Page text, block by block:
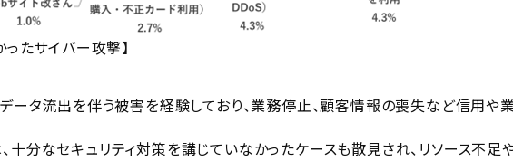
ったサイバー攻撃】
ータ流出を伴う被害を経験しており、業務停止、顧客情報の喪失など信用や
十分なセキュリティ対策を講じていなかったケースも散見され、リソース不足